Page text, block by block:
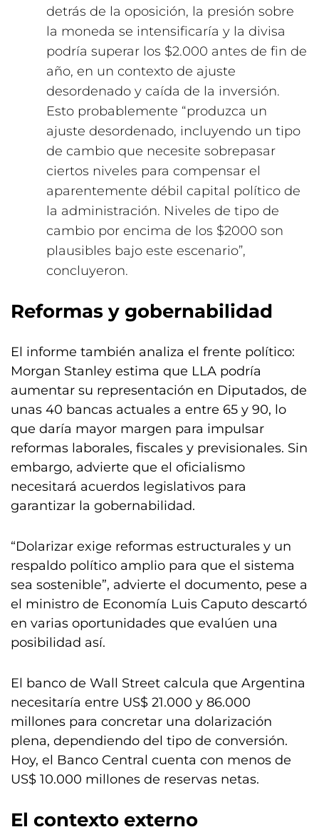
detrás de la oposición, la presión sobre
la moneda se intensificaría y la divisa
podría superar los $2.000 antes de fin de
año, en un contexto de ajuste
desordenado y caída de la inversión.
Esto probablemente “produzca un
ajuste desordenado, incluyendo un tipo
de cambio que necesite sobrepasar
ciertos niveles para compensar el
aparentemente débil capital político de
la administración. Niveles de tipo de
cambio por encima de los $2000 son
plausibles bajo este escenario”,
concluyeron.
Reformas y gobernabilidad
El informe también analiza el frente político:
Morgan Stanley estima que LLA podría
aumentar su representación en Diputados, de
unas 40 bancas actuales a entre 65 y 90, lo
que daría mayor margen para impulsar
reformas laborales, fiscales y previsionales. Sin
embargo, advierte que el oficialismo
necesitará acuerdos legislativos para
garantizar la gobernabilidad.
“Dolarizar exige reformas estructurales y un
respaldo político amplio para que el sistema
sea sostenible”, advierte el documento, pese a
el ministro de Economía Luis Caputo descartó
en varias oportunidades que evalúen una
posibilidad así.
El banco de Wall Street calcula que Argentina
necesitaría entre US$ 21.000 y 86.000
millones para concretar una dolarización
plena, dependiendo del tipo de conversión.
Hoy, el Banco Central cuenta con menos de
US$ 10.000 millones de reservas netas.
El contexto externo